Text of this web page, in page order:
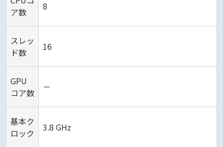
ア数
8
スレッ
ド数
16
GPU
コア数
－
基本ク
ロック
3.8 GHz